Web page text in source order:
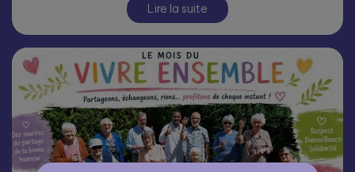
Lire la suite